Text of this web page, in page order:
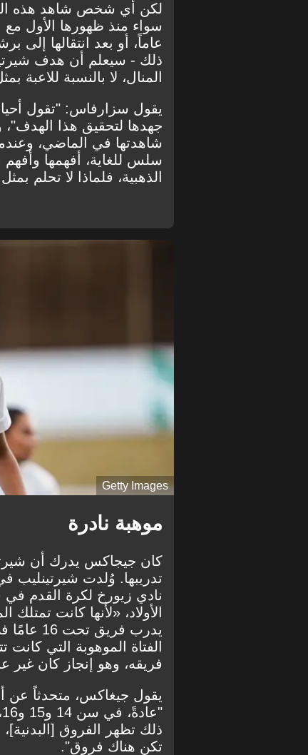
لكن أي شخص شاهد هذه
عاماً، أو بعد انتقالها
ذلك - سيعلم أن هدف
المنال، لا بالنسبة للاعبة
يقول سزارفاس: "تقول
جهدها لتحقيق هذا
شاهدتها في الماضي،
سلس للغاية، أفهمها وأفهم
الذهبية، فلماذا لا تحلم
Getty Images
موهبة نادرة
كان جيجاكس يدرك أن
نادي زيورخ لكرة القدم
الأولاد، «لأنها كانت
يدرب
الفتاة الموهوبة التي
فريقه، وهو إنجاز كان غير
يقول جيغاكس، متحدثاً عن
ذلك تظهر الفروق
تكن هناك فروق".